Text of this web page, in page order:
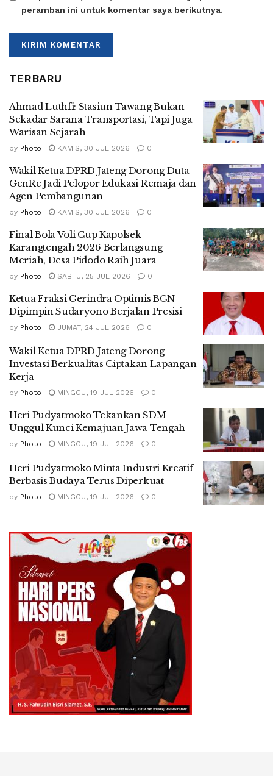
peramban ini untuk komentar saya berikutnya.
TERBARU
Ahmad Luthfi: Stasiun Tawang Bukan
Sekadar Sarana Transportasi, Tapi Juga
Warisan Sejarah
by Photo KAMIS, 30 JUL 2026 0
Wakil Ketua DPRD Jateng Dorong Duta
GenRe Jadi Pelopor Edukasi Remaja dan
Agen Pembangunan
by Photo KAMIS, 30 JUL 2026 0
Final Bola Voli Cup Kapolsek
Karangtengah 2026 Berlangsung
Meriah, Desa Pidodo Raih Juara
by Photo SABTU, 25 JUL 2026 0
Ketua Fraksi Gerindra Optimis BGN
Dipimpin Sudaryono Berjalan Presisi
by Photo JUMAT, 24 JUL 2026 0
Wakil Ketua DPRD Jateng Dorong
Investasi Berkualitas Ciptakan Lapangan
Kerja
by Photo MINGGU, 19 JUL 2026 0
Heri Pudyatmoko Tekankan SDM
Unggul Kunci Kemajuan Jawa Tengah
by Photo MINGGU, 19 JUL 2026 0
Heri Pudyatmoko Minta Industri Kreatif
Berbasis Budaya Terus Diperkuat
by Photo MINGGU, 19 JUL 2026 0